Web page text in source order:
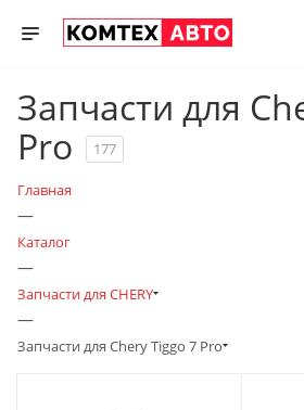
Запчасти для
Pro
177
Главная
—
Каталог
—
Запчасти для CHERY
—
Запчасти для Chery Tiggo 7 Pro